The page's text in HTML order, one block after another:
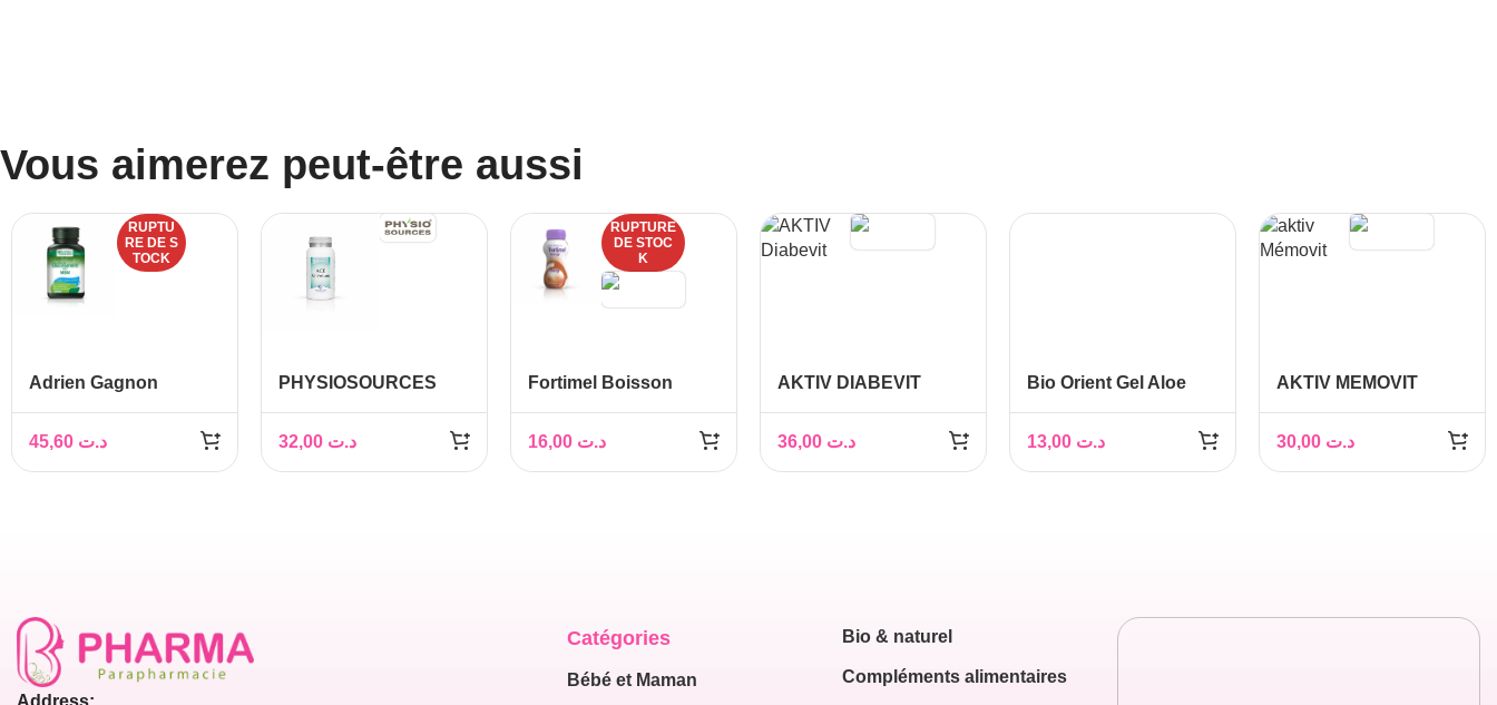
Vous aimerez peut-être aussi
RUPTU
RE DE S
TOCK
Adrien Gagnon
Confort Articulaire
د.ت
PHYSIOSOURCES
د.ت
RUPTURE
DE STOC
K
Fortimel Boisson
Chocolat, 200ml
د.ت
AKTIV DIABEVIT
د.ت
Bio Orient Gel Aloe
د.ت
AKTIV MEMOVIT
vitamines
د.ت
Catégories
Bébé et Maman
Bio & naturel
Compléments alimentaires